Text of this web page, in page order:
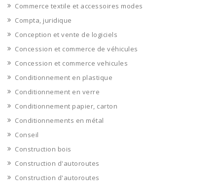
Commerce textile et accessoires modes
Compta, juridique
Conception et vente de logiciels
Concession et commerce de véhicules
Concession et commerce vehicules
Conditionnement en plastique
Conditionnement en verre
Conditionnement papier, carton
Conditionnements en métal
Conseil
Construction bois
Construction d'autoroutes
Construction d'autoroutes